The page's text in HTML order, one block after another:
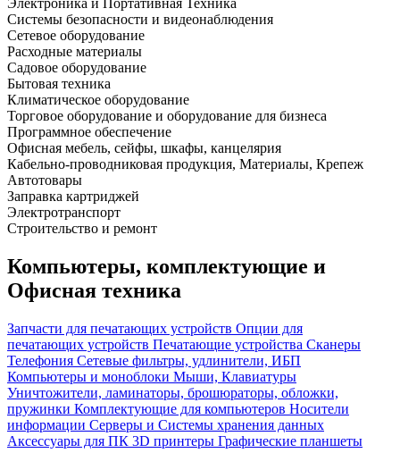
Электроника и Портативная Техника
Системы безопасности и видеонаблюдения
Сетевое оборудование
Расходные материалы
Садовое оборудование
Бытовая техника
Климатическое оборудование
Торговое оборудование и оборудование для бизнеса
Программное обеспечение
Офисная мебель, сейфы, шкафы, канцелярия
Кабельно-проводниковая продукция, Материалы, Крепеж
Автотовары
Заправка картриджей
Электротранспорт
Строительство и ремонт
Компьютеры, комплектующие и
Офисная техника
Запчасти для печатающих устройств Опции для
печатающих устройств Печатающие устройства Сканеры
Телефония Сетевые фильтры, удлинители, ИБП
Компьютеры и моноблоки Мыши, Клавиатуры
Уничтожители, ламинаторы, брошюраторы, обложки,
пружинки Комплектующие для компьютеров Носители
информации Серверы и Системы хранения данных
Аксессуары для ПК 3D принтеры Графические планшеты